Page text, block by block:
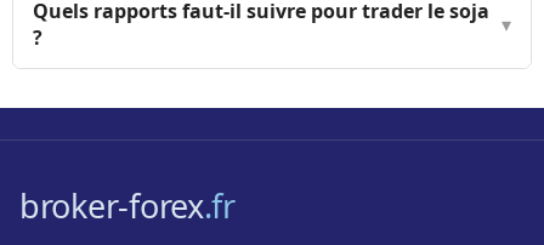
Quels rapports faut-il suivre pour trader le soja
?
▾
broker-forex.fr